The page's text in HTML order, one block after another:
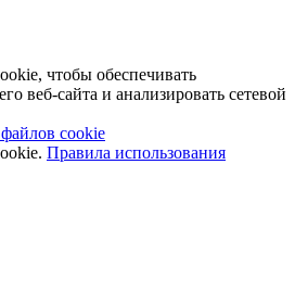
чтобы обеспечивать
веб-сайта и анализировать сетевой
cookie
Правила использования